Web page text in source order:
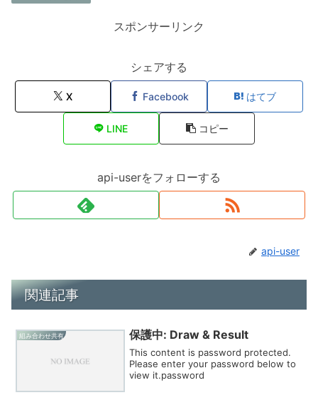
スポンサーリンク
シェアする
X Facebook はてブ
LINE コピー
api-userをフォローする
api-user
関連記事
組み合わせ共有 保護中: Draw & Result
This content is password protected.
Please enter your password below to
view it.password